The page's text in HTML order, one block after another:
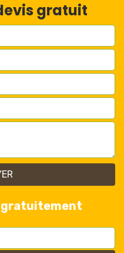
gratuit
gratuitement